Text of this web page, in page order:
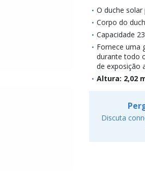
O duche solar
Corpo do
Capacidade
Fornece uma
durante todo
de exposição
Altura: 2,02
Discuta